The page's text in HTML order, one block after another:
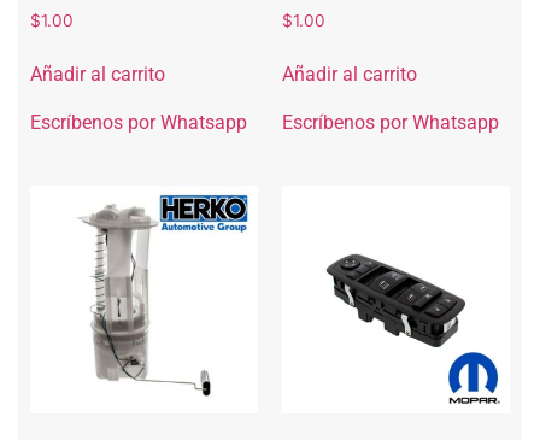
$1.00
Añadir al carrito
Escríbenos por Whatsapp
$1.00
Añadir al carrito
Escríbenos por Whatsapp